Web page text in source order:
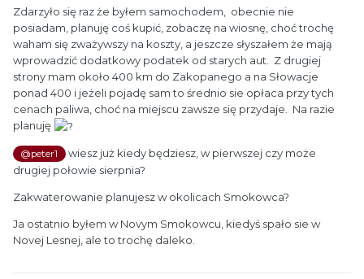
Zdarzyło się raz że byłem samochodem, obecnie nie
posiadam, planuję coś kupić, zobaczę na wiosnę, choć trochę
waham się zważywszy na koszty, a jeszcze słyszałem że mają
wprowadzić dodatkowy podatek od starych aut. Z drugiej
strony mam około 400 km do Zakopanego a na Słowacje
ponad 400 i jeżeli pojadę sam to średnio sie opłaca przy tych
cenach paliwa, choć na miejscu zawsze się przydaje. Na razie
planuję
@peter1
wiesz już kiedy będziesz, w pierwszej czy może
drugiej połowie sierpnia?
Zakwaterowanie planujesz w okolicach Smokowca?
Ja ostatnio byłem w Novym Smokowcu, kiedyś spało sie w
Novej Lesnej, ale to trochę daleko.